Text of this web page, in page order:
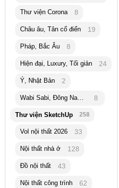
Thư viện Corona 8
Châu âu, Tân cổ điển 19
Pháp, Bắc Âu 8
Hiện đại, Luxury, Tối giản 24
Ý, Nhật Bản 2
Wabi Sabi, Đông Nam Á 8
Thư viện SketchUp 258
Vol nội thất 2026 33
Nội thất nhà ở 128
Đồ nội thất 43
Nội thất công trình 62